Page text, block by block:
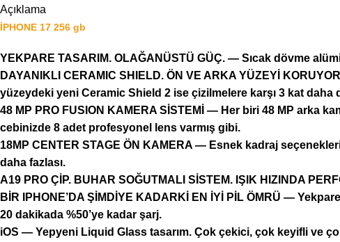
Açıklama
İPHONE 17 256 gb
YEKPARE TASARIM. OLAĞANÜSTÜ GÜÇ. — Sıcak dövme
DAYANIKLI CERAMIC SHIELD. ÖN VE ARKA YÜZEYİ
yüzeydeki yeni Ceramic Shield 2 ise çizilmelere karşı 3 kat daha
48 MP PRO FUSION KAMERA SİSTEMİ — Her biri 48 MP arka
cebinizde 8 adet profesyonel lens varmış gibi.
18MP CENTER STAGE ÖN KAMERA — Esnek kadraj
daha fazlası.
A19 PRO ÇİP. BUHAR SOĞUTMALI SİSTEM. IŞIK HIZINDA
BİR IPHONE’DA ŞİMDİYE KADARKİ EN İYİ PİL ÖMRÜ —
20 dakikada %50’ye kadar şarj.
iOS — Yepyeni Liquid Glass tasarım. Çok çekici, çok keyifli ve